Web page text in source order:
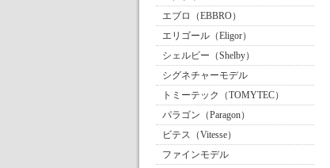
エブロ（EBBRO）
エリゴール（Eligor）
シェルビー（Shelby）
シグネチャーモデル
トミーテック（TOMYTEC）
パラゴン（Paragon）
ビテス（Vitesse）
ファインモデル